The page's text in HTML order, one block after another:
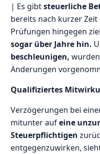
| Es gibtsteuerliche
bereits nach kurzer
Prüfungen hingegen
sogar über Jahre hin.
beschleunigen,
Änderungen
Qualifiziertes
Verzögerungen bei
mitunter aufeine
Steuerpflichtigen
entgegenzuwirken,